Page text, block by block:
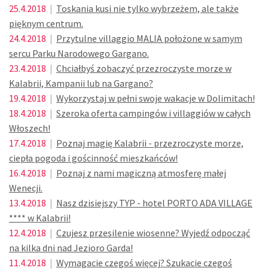
25.4.2018 | Toskania kusi nie tylko wybrzeżem, ale także
pięknym centrum.
24.4.2018 | Przytulne villaggio MALIA położone w samym
sercu Parku Narodowego Gargano.
23.4.2018 | Chciałbyś zobaczyć przezroczyste morze w
Kalabrii, Kampanii lub na Gargano?
19.4.2018 | Wykorzystaj w pełni swoje wakacje w Dolimitach!
18.4.2018 | Szeroka oferta campingów i villaggiów w całych
Włoszech!
17.4.2018 | Poznaj magię Kalabrii - przezroczyste morze,
ciepła pogoda i gościnność mieszkańców!
16.4.2018 | Poznaj z nami magiczną atmosferę małej
Wenecji.
13.4.2018 | Nasz dzisiejszy TYP - hotel PORTO ADA VILLAGE
**** w Kalabrii!
12.4.2018 | Czujesz przesilenie wiosenne? Wyjedź odpocząć
na kilka dni nad Jezioro Garda!
11.4.2018 | Wymagacie czegoś więcej? Szukacie czegoś